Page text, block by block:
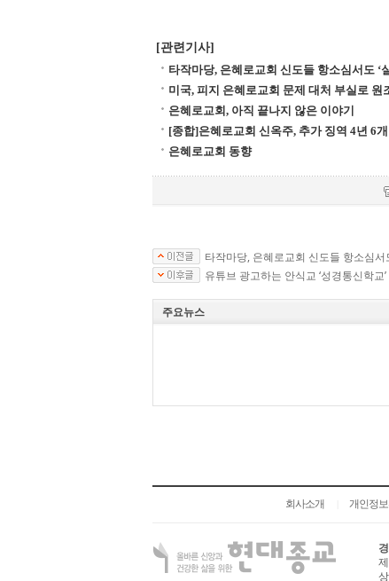
[관련기사]
타작마당, 은혜로교회 신도들 항소심서도 ‘
미국, 피지 은혜로교회 문제 대처 부실로 원
은혜로교회, 아직 끝나지 않은 이야기
[종합]은혜로교회 신옥주, 추가 징역 4년 6
은혜로교회 동향
타작마당, 은혜로교회 신도들 항소심서
유튜브 광고하는 안식교 ‘성경통신학교’
주요뉴스
회사소개 개인정